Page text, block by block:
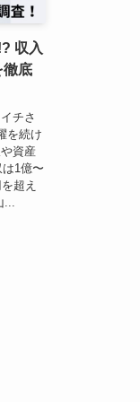
収入
徹底
チさ
を続け
資産
1億〜
超え